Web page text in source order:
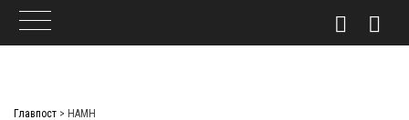
Главпост > НАМН